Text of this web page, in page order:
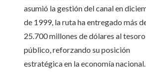
asumió la gestión del canal en
de 1999, la ruta ha entregado más
25.700 millones de dólares al tesoro
público, reforzando su posición
estratégica en la economía nacional.